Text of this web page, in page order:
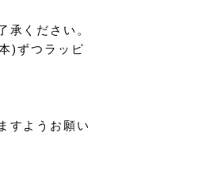
ください。
)ずつラッピ
すようお願い